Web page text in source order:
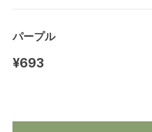
パープル
¥693